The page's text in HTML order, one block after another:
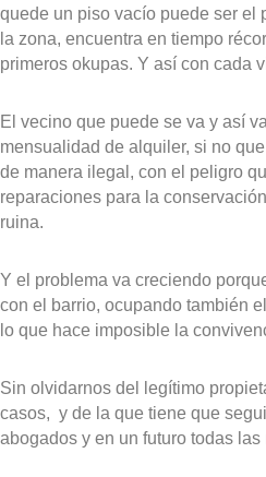
quede un piso vacío puede ser el
la zona, encuentra en tiempo
primeros okupas. Y así con cada
El vecino que puede se va y así
mensualidad de alquiler, si no
de manera ilegal, con el peligro
reparaciones para la
ruina.
Y el problema va creciendo
con el barrio, ocupando también
lo que hace imposible la
Sin olvidarnos del legítimo
casos, y de la que tiene que
abogados y en un futuro todas